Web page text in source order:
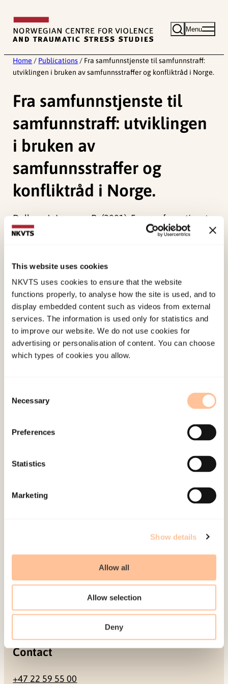
This website uses cookies
NKVTS uses cookies to ensure that the website
functions properly, to analyse how the site is used, and to
display embedded content such as videos from external
services. The information is used only for statistics and
to improve our website. We do not use cookies for
advertising or personalisation of content. You can choose
which types of cookies you allow.
Selection
Necessary
Preferences
Statistics
Marketing
Show details
Allow all
Allow selection
Deny
content
Menu
Home / Publications / Fra samfunnstjenste til samfunnstraff:
utviklingen i bruken av samfunnsstraffer og konfliktråd i Norge.
Fra samfunnstjenste til
samfunnstraff: utviklingen
i bruken av
samfunnsstraffer og
konfliktråd i Norge.
Dullum, J., Larsson, P., (2001). Fra samfunnstjenste
til samfunnstraff: utviklingen i bruken av
Tidsskrift for Kriminalvidenskab.
Published:19. March 2026
Last modified:9. August 2026
Employees
Contact us
Be a superhero
Mailing address
0484 Oslo, NORWAY
Contact
+47 22 59 55 00